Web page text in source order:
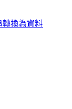
轉換為資料